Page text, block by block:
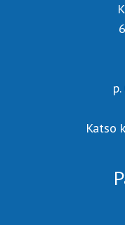
Katso